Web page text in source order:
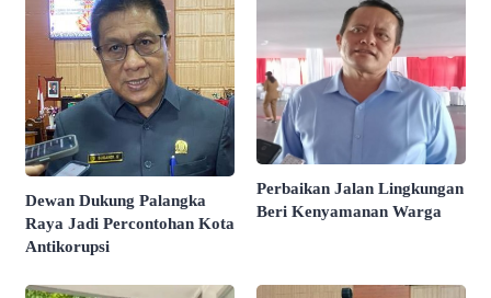
Dewan Dukung Palangka
Raya Jadi Percontohan Kota
Antikorupsi
Perbaikan Jalan Lingkungan
Beri Kenyamanan Warga